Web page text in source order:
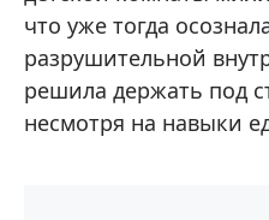
что уже тогда
разрушительной
решила держать под
несмотря на навыки